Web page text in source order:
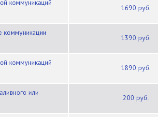
1690 руб.
1390 руб.
1890 руб.
200 руб.